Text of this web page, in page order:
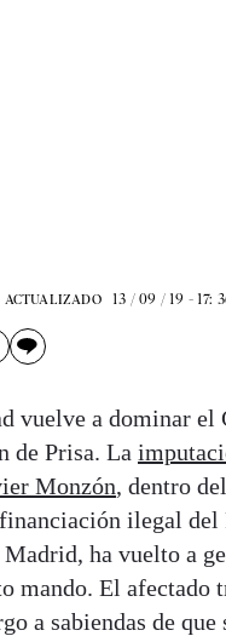
ACTUALIZADO 13 / 09 / 19 - 17:
vuelve a dominar el
de Prisa. La
Monzón, dentro
ilegal del
ha vuelto a
mando. El afectado
a sabiendas de